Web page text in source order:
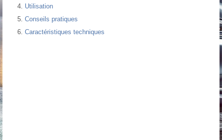
Utilisation
Conseils pratiques
Caractéristiques techniques